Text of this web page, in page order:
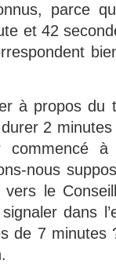
parce
et 42
à propos du
2
commencé
nous
le
dans
de 7 minutes